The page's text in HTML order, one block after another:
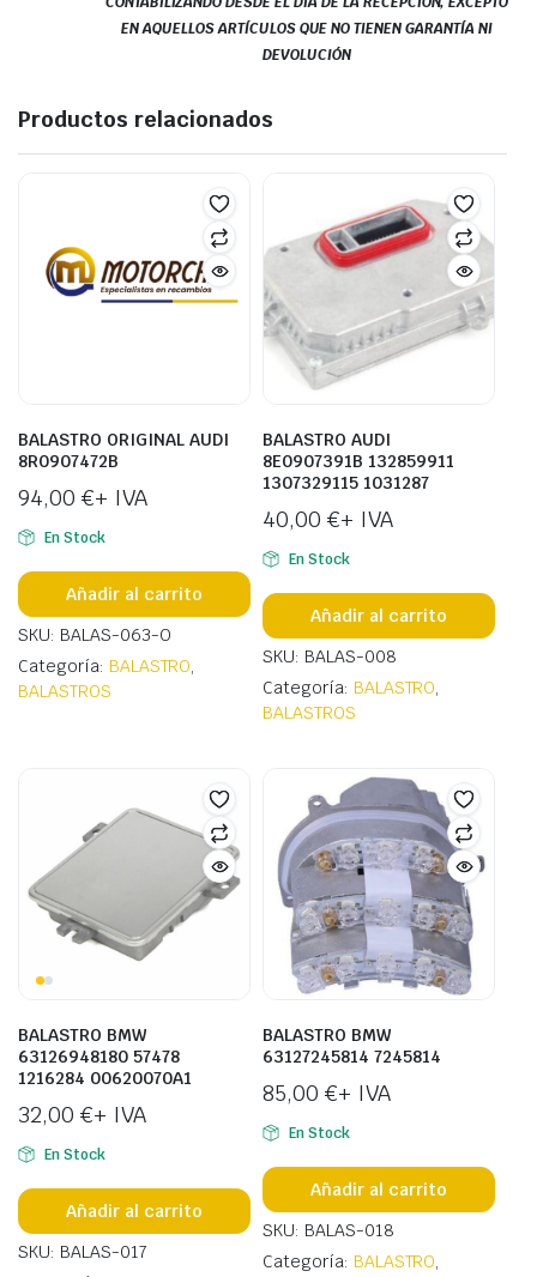
EN AQUELLOS ARTÍCULOS QUE NO TIENEN GARANTÍA NI
DEVOLUCIÓN
Productos relacionados
BALASTRO ORIGINAL AUDI
8R0907472B
94,00 €+ IVA
En Stock
Añadir al carrito
SKU: BALAS-063-O
Categoría: BALASTRO,
BALASTROS
BALASTRO AUDI
8E0907391B 132859911
1307329115 1031287
40,00 €+ IVA
En Stock
Añadir al carrito
SKU: BALAS-008
Categoría: BALASTRO,
BALASTROS
BALASTRO BMW
63126948180 57478
1216284 00620070A1
32,00 €+ IVA
En Stock
Añadir al carrito
SKU: BALAS-017
BALASTRO BMW
63127245814 7245814
85,00 €+ IVA
En Stock
Añadir al carrito
SKU: BALAS-018
Categoría: BALASTRO,